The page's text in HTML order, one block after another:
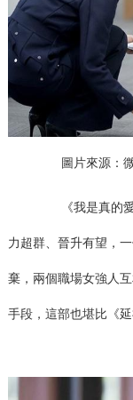
圖片來源：微
《我是真的愛
力超群、晉升有望，
棄，兩個職場女強人
手段，這部也堪比《延